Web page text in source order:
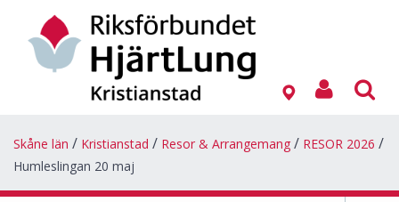
Skåne län Kristianstad Resor & Arrangemang
RESOR 2026
Humleslingan 20 maj